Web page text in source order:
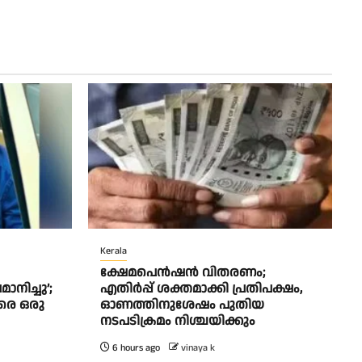
ഒരു
Kerala
ക്ഷേമപെൻഷൻ വിതരണം;
എതിർപ്പ് ശക്തമാക്കി പ്രതിപക്ഷം,
ഓണത്തിനുശേഷം പുതിയ
നടപടിക്രമം നിശ്ചയിക്കും
6 hours ago vinaya k